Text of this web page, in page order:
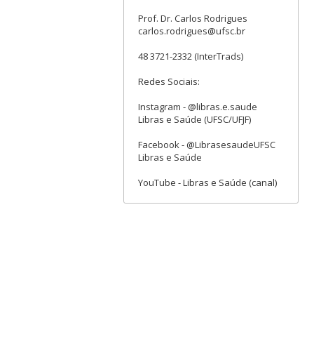
Prof. Dr. Carlos Rodrigues
carlos.rodrigues@ufsc.br
48 3721-2332 (InterTrads)
Redes Sociais:
Instagram - @libras.e.saude
Libras e Saúde (UFSC/UFJF)
Facebook - @LibrasesaudeUFSC
Libras e Saúde
YouTube - Libras e Saúde (canal)